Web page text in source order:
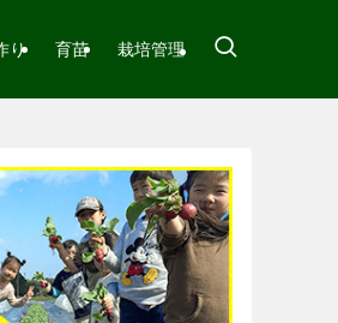
り 育苗 栽培管理